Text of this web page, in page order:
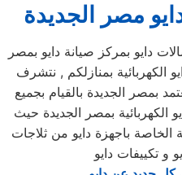
مصر الجديدة
دايو بمركز صيانة دايو بمصر
الكهربائية بمنازلكم , نتشرف
بمصر الجديدة بالقيام بجميع
الكهربائية بمصر الجديدة حيث
الخاصة باجهزة دايو من ثلاجات
و تكييفات دايو